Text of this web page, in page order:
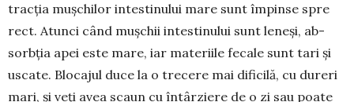
trac­ţia muşchilor intestinului mare sunt împinse spre
rect. Atunci când muşchii intestinului sunt leneşi, ab­
sorbţia apei este mare, iar ma­teriile fecale sunt tari şi
uscate. Blo­cajul duce la o trecere mai difi­cilă, cu dureri
mari, şi veți avea scaun cu întâr­ziere de o zi sau poate